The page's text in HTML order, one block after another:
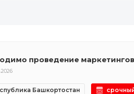
проведение
Башкортостан